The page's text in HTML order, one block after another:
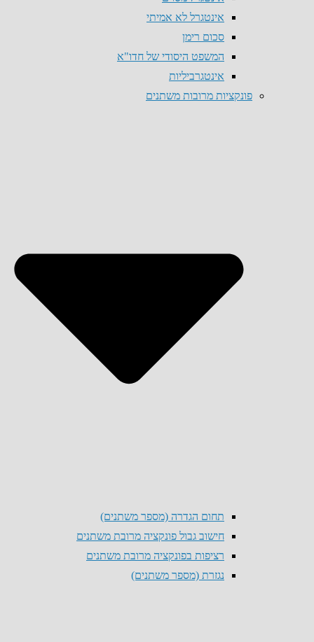
אינטגרל לא אמיתי
סכום רימן
המשפט היסודי של חדו"א
אינטגרביליות
פונקציות מרובות משתנים
תחום הגדרה (מספר משתנים)
חישוב גבול פונקציה מרובת משתנים
רציפות בפונקציה מרובת משתנים
נגזרת (מספר משתנים)